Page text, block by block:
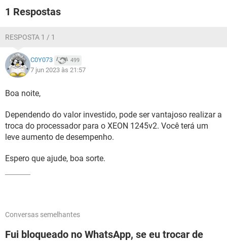
1 Respostas
RESPOSTA 1 / 1
C0Y073 499
7 jun 2023 às 21:57
Boa noite,
Dependendo do valor investido, pode ser vantajoso realizar a
troca do processador para o XEON 1245v2. Você terá um
leve aumento de desempenho.
Espero que ajude, boa sorte.
Conversas semelhantes
Fui bloqueado no WhatsApp, se eu trocar de